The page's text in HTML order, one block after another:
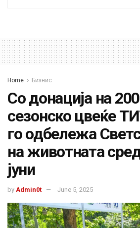
Home Бизнис
Со донација на
сезонско цвеќе
го одбележа
на животната
јуни
by Admin0t June 5, 2025